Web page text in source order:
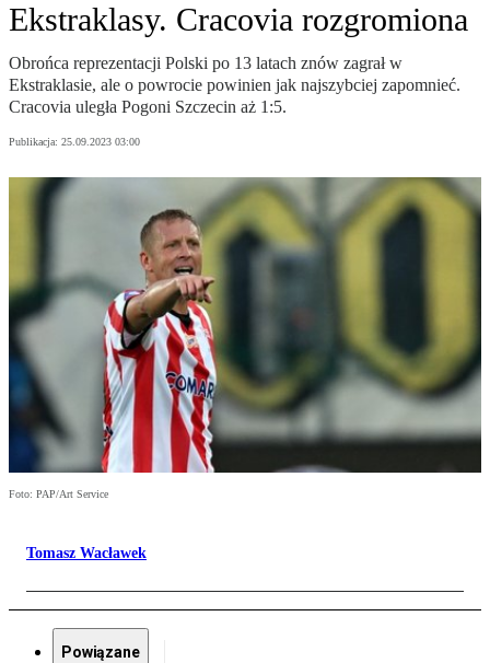
Ekstraklasy. Cracovia rozgromiona
Obrońca reprezentacji Polski po 13 latach znów zagrał w
Ekstraklasie, ale o powrocie powinien jak najszybciej zapomnieć.
Cracovia uległa Pogoni Szczecin aż 1:5.
Publikacja: 25.09.2023 03:00
Foto: PAP/Art Service
Tomasz Wacławek
Powiązane